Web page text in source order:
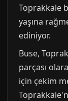
Toprakkale
yaşına
ediniyor.
Buse,
parçası
için çekim